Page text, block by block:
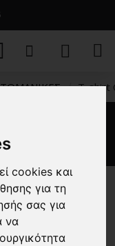
cookies και
για τη
σας για
να
T-shirt
γκρι